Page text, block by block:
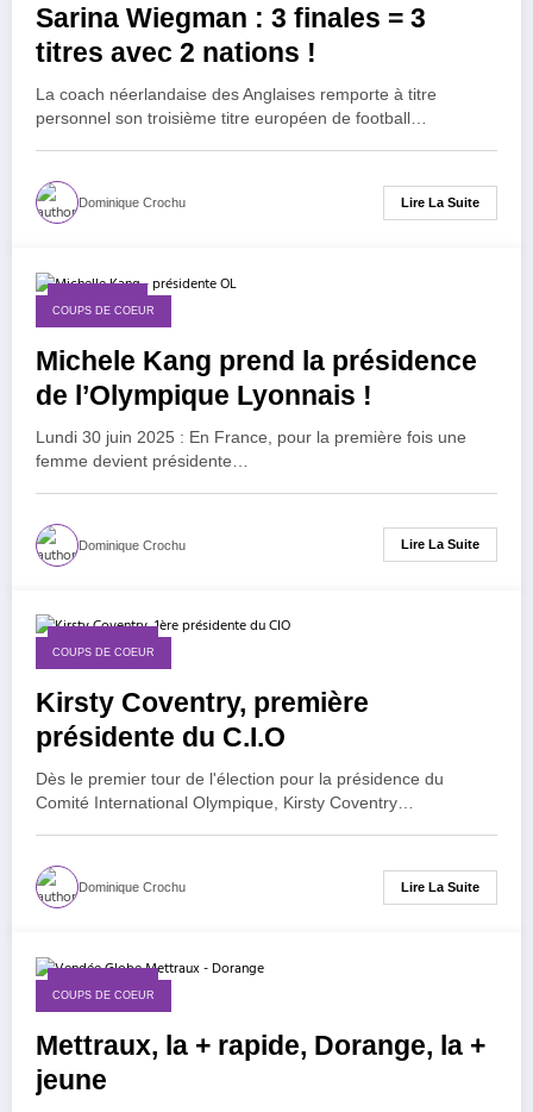
Sarina Wiegman : 3 finales = 3
titres avec 2 nations !
La coach néerlandaise des Anglaises remporte à titre
personnel son troisième titre européen de football…
Dominique Crochu Lire La Suite
COUPS DE COEUR
Michele Kang prend la présidence
de l’Olympique Lyonnais !
Lundi 30 juin 2025 : En France, pour la première fois une
femme devient présidente…
Dominique Crochu Lire La Suite
20 mars 2025
COUPS DE COEUR
Kirsty Coventry, première
présidente du C.I.O
Dès le premier tour de l'élection pour la présidence du
Comité International Olympique, Kirsty Coventry…
Dominique Crochu Lire La Suite
COUPS DE COEUR
Mettraux, la + rapide, Dorange, la +
jeune